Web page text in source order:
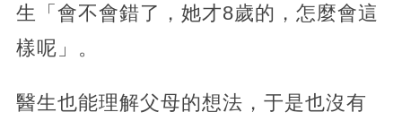
生「會不會錯了，她才8歲的，怎麼會這
樣呢」。
醫生也能理解父母的想法，于是也沒有